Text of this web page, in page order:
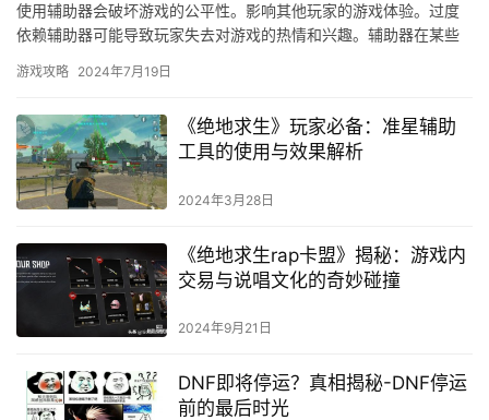
使用辅助器会破坏游戏的公平性。影响其他玩家的游戏体验。过度
依赖辅助器可能导致玩家失去对游戏的热情和兴趣。辅助器在某些
游戏攻略 2024年7月19日
《绝地求生》玩家必备：准星辅助
工具的使用与效果解析
2024年3月28日
《绝地求生rap卡盟》揭秘：游戏内
交易与说唱文化的奇妙碰撞
2024年9月21日
DNF即将停运？真相揭秘-DNF停运
前的最后时光